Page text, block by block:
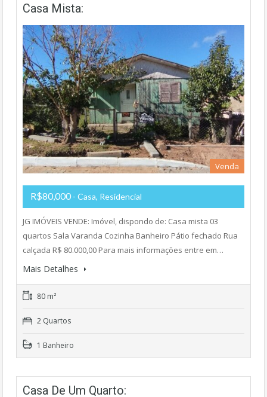
Casa Mista:
Venda
R$80,000 - Casa, Residencial
JG IMÓVEIS VENDE: Imóvel, dispondo de: Casa mista 03
quartos Sala Varanda Cozinha Banheiro Pátio fechado Rua
calçada R$ 80.000,00 Para mais informações entre em…
Mais Detalhes
80 m²
2 Quartos
1 Banheiro
Casa De Um Quarto: